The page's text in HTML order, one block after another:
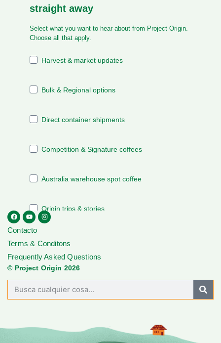
Contacto
Terms & Conditons
Frequently Asked Questions
© Project Origin 2026